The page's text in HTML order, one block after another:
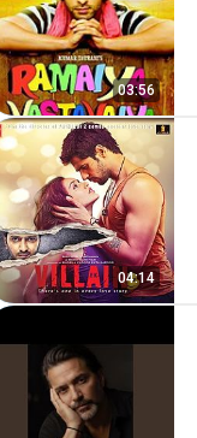
03:56
04:14